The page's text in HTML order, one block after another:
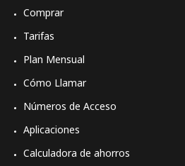
Comprar
Tarifas
Plan Mensual
Cómo Llamar
Números de Acceso
Aplicaciones
Calculadora de ahorros